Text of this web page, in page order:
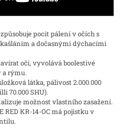
pocit pálení v očích s
a dočasnými dýchacími
oči, vyvolává boolestivé
a rýmu.
látka, pálivost 2.000.000
70.000 SHU).
možnost vlastního zasažení.
RED KR-14-OC má pojistku v